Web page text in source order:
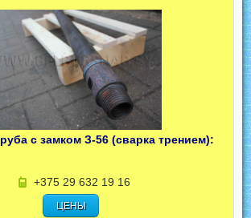
с замком З-56 (сварка трением):
+375 29 632 19 16
ЦЕНЫ